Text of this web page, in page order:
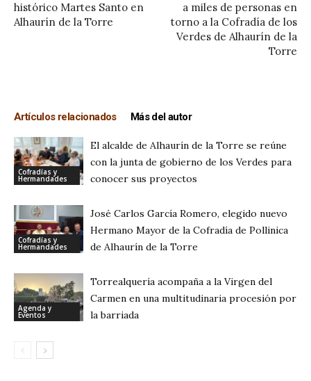
histórico Martes Santo en
Alhaurín de la Torre
a miles de personas en
torno a la Cofradía de los
Verdes de Alhaurín de la
Torre
Artículos relacionados Más del autor
Cofradías y
Hermandades
El alcalde de Alhaurín de la Torre se reúne
con la junta de gobierno de los Verdes para
conocer sus proyectos
Cofradías y
Hermandades
José Carlos García Romero, elegido nuevo
Hermano Mayor de la Cofradía de Pollinica
de Alhaurín de la Torre
Agenda y
Eventos
Torrealquería acompaña a la Virgen del
Carmen en una multitudinaria procesión por
la barriada